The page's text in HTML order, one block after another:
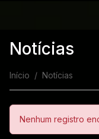
Notícias
Início Notícias
Nenhum registro